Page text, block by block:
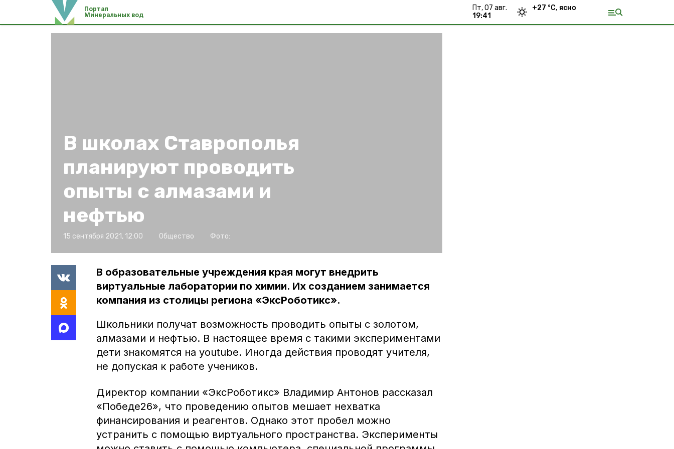
Портал
Минеральных вод
пт, 07 авг.
19:41
+27 °С, ясно
В школах Ставрополья
планируют проводить
опыты с алмазами и
нефтью
15 сентября 2021, 12:00 Общество Фото:
В образовательные учреждения края могут внедрить
виртуальные лаборатории по химии. Их созданием занимается
компания из столицы региона «ЭксРоботикс».
Школьники получат возможность проводить опыты с золотом,
алмазами и нефтью. В настоящее время с такими экспериментами
дети знакомятся на youtube. Иногда действия проводят учителя,
не допуская к работе учеников.
Директор компании «ЭксРоботикс» Владимир Антонов рассказал
«Победе26», что проведению опытов мешает нехватка
финансирования и реагентов. Однако этот пробел можно
устранить с помощью виртуального пространства. Эксперименты